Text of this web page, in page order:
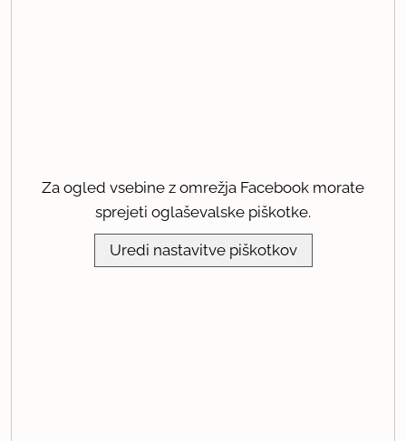
Za ogled vsebine z omrežja Facebook morate
sprejeti oglaševalske piškotke.
Uredi nastavitve piškotkov